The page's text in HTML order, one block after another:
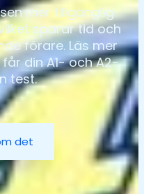
mer tillgänglig
sparar tid och
förare. Läs mer
din A1- och A2-
test.
det